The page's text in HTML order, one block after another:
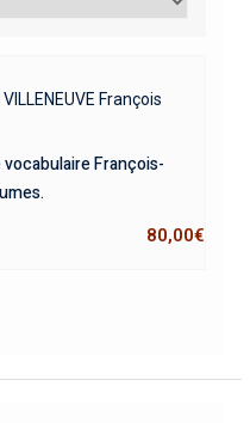
VILLENEUVE François
François-
80,00€